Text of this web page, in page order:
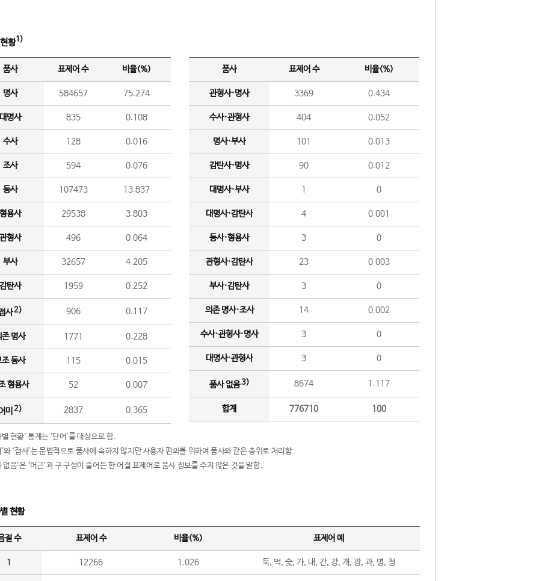
황1)
품사 표제어 수 비율(%)
명사 584657 75.274
명사 835 0.108
수사 128 0.016
조사 594 0.076
동사 107473 13.837
용사 29538 3.803
형사 496 0.064
부사 32657 4.205
탄사 1959 0.252
사2) 906 0.117
존 명사 1771 0.228
조 동사 115 0.015
형용사 52 0.007
미 2) 2837 0.365
품사 표제어 수 비율(%)
관형사·명사 3369 0.434
수사·관형사 404 0.052
명사·부사 101 0.013
감탄사·명사 90 0.012
대명사·부사 1 0
대명사·감탄사 4 0.001
동사·형용사 3 0
관형사·감탄사 23 0.003
부사·감탄사 3 0
의존 명사·조사 14 0.002
수사·관형사·명사 3 0
대명사·관형사 3 0
품사 없음3) 8674 1.117
합계 776710 100
현황' 통계는 '단어'를 대상으로 함.
와 ‘접사’는 문법적으로 품사에 속하지 않지만 사용자 편의를 위하여 품사와 같은 층위로 처리함.
없음’은 ‘어근’과 구 구성이 줄어든 한 어절 표제어로 품사 정보를 주지 않은 것을 말함.
현황
절 수 표제어 수 비율(%) 표제어 예
1 12266 1.026 둑, 먹, 숯, 가, 내, 간, 강, 개, 광, 과, 명, 청